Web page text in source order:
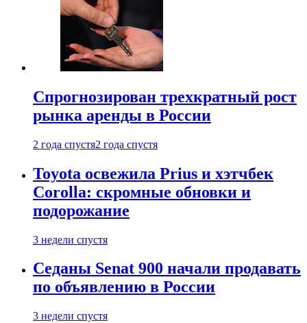
Спрогнозирован трехкратный рост
рынка аренды в России
2 года спустя2 года спустя
Toyota освежила Prius и хэтчбек
Corolla: скромные обновки и
подорожание
3 недели спустя
Седаны Senat 900 начали продавать
по объявлению в России
3 недели спустя